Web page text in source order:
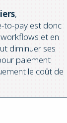
,
to-pay est donc
et en
diminuer ses
paiement
le coût de